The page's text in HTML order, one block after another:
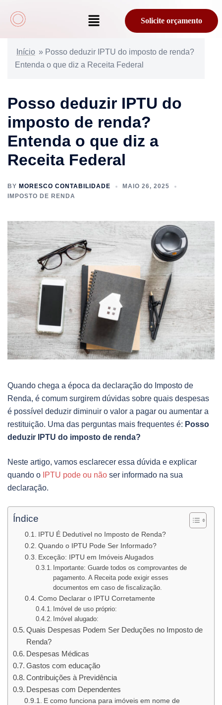
Solicite orçamento
Início » Posso deduzir IPTU do imposto de renda?
Entenda o que diz a Receita Federal
Posso deduzir IPTU do
imposto de renda?
Entenda o que diz a
Receita Federal
BY MORESCO CONTABILIDADE
MAIO 26, 2025
IMPOSTO DE RENDA
Quando chega a época da declaração do Imposto de
Renda, é comum surgirem dúvidas sobre quais despesas
é possível deduzir diminuir o valor a pagar ou aumentar a
restituição. Uma das perguntas mais frequentes é: Posso
deduzir IPTU do imposto de renda?
Neste artigo, vamos esclarecer essa dúvida e explicar
quando o IPTU pode ou não ser informado na sua
declaração.
Índice
IPTU É Dedutível no Imposto de Renda?
Quando o IPTU Pode Ser Informado?
Exceção: IPTU em Imóveis Alugados
Importante: Guarde todos os comprovantes de
pagamento. A Receita pode exigir esses
documentos em caso de fiscalização.
Como Declarar o IPTU Corretamente
Imóvel de uso próprio:
Imóvel alugado:
Quais Despesas Podem Ser Deduções no Imposto de
Renda?
Despesas Médicas
Gastos com educação
Contribuições à Previdência
Despesas com Dependentes
E como funciona para imóveis em nome de